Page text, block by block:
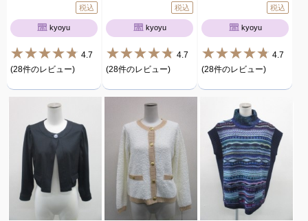
税込
kyoyu
4.7
(28件のレビュー)
税込
kyoyu
4.7
(28件のレビュー)
税込
kyoyu
4.7
(28件のレビュー)